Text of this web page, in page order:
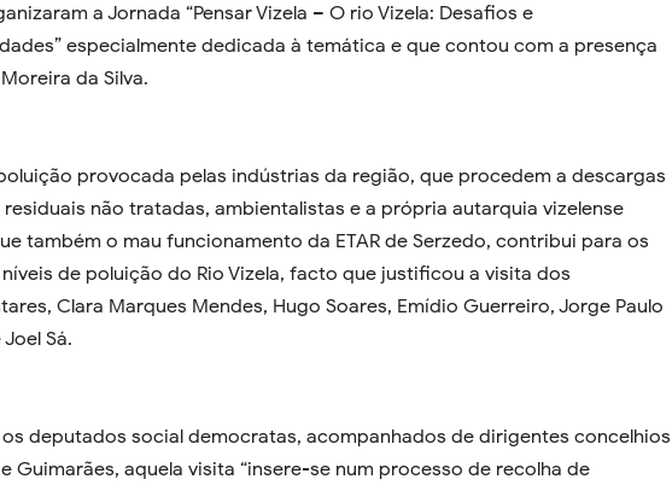
a Jornada “Pensar Vizela – O rio Vizela: Desafios e
especialmente dedicada à temática e que contou com a presença
da Silva.
provocada pelas indústrias da região, que procedem a descargas
residuais não tratadas, ambientalistas e a própria autarquia vizelense
também o mau funcionamento da ETAR de Serzedo, contribui para os
de poluição do Rio Vizela, facto que justificou a visita dos
Clara Marques Mendes, Hugo Soares, Emídio Guerreiro, Jorge Paulo
Sá.
deputados social democratas, acompanhados de dirigentes concelhios
Guimarães, aquela visita “insere-se num processo de recolha de